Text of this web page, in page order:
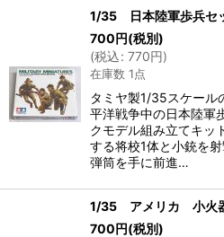
1/35 日本陸軍歩兵セ
700円(税別)
(税込: 770円)
在庫数 1点
タミヤ製1/35スケール
平洋戦争中の日本陸軍
クモデル組み立てキッ
する将校1体と小銃を
弾筒を手に前進…
1/35 アメリカ 小火
700円(税別)